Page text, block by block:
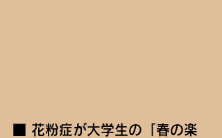
■ 花粉症が大学生の「春の楽